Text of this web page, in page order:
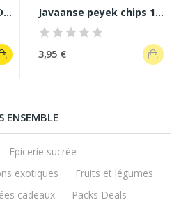
Boisson Great Ginger Drink 250 ml Javaanse peyek chips 100 g
3,95 €
ENSEMBLE
Epicerie sucrée
exotiques
Fruits et légumes
cadeaux
Packs Deals